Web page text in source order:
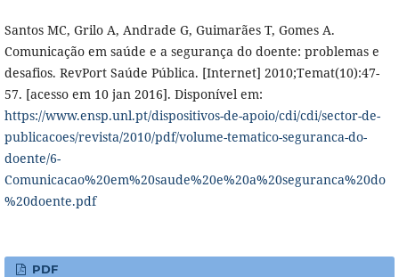
Santos MC, Grilo A, Andrade G, Guimarães T, Gomes A.
Comunicação em saúde e a segurança do doente: problemas e
desafios. RevPort Saúde Pública. [Internet] 2010;Temat(10):47-
57. [acesso em 10 jan 2016]. Disponível em:
https://www.ensp.unl.pt/dispositivos-de-apoio/cdi/cdi/sector-de-
publicacoes/revista/2010/pdf/volume-tematico-seguranca-do-
doente/6-
Comunicacao%20em%20saude%20e%20a%20seguranca%20do
%20doente.pdf
PDF